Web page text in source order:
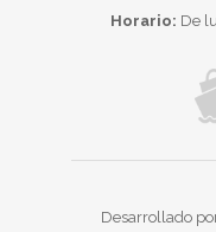
Horario: De
Desarrollado